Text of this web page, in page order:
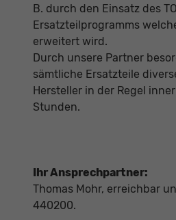
B. durch den Einsatz des
Ersatzteilprogramms
erweitert wird.
Durch unsere Partner
sämtliche Ersatzteile
Hersteller in der Regel
Stunden.
Ihr Ansprechpartner:
Thomas Mohr, erreichbar
440200.